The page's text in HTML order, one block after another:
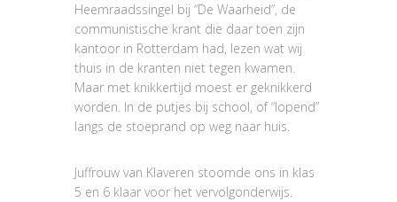
Heemraadssingel bij “De Waarheid”, de
communistische krant die daar toen zijn
kantoor in Rotterdam had, lezen wat wij
thuis in de kranten niet tegen kwamen.
Maar met knikkertijd moest er geknikkerd
worden. In de putjes bij school, of “lopend”
langs de stoeprand op weg naar huis.
Juffrouw van Klaveren stoomde ons in klas
5 en 6 klaar voor het vervolgonderwijs.